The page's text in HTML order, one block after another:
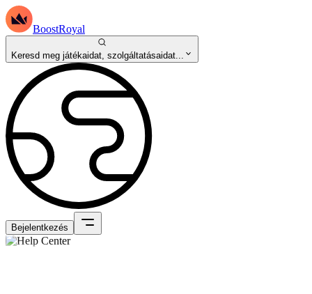
BoostRoyal
Keresd meg játékaidat, szolgáltatásaidat...
Bejelentkezés